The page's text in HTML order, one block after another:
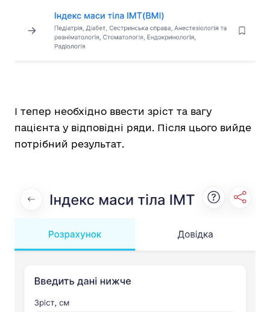
І тепер необхідно ввести зріст та вагу
пацієнта у відповідні ряди. Після цього вийде
потрібний результат.